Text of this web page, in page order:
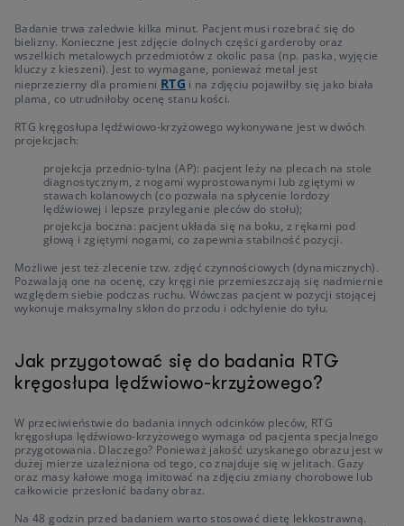
Badanie trwa zaledwie kilka minut. Pacjent musi rozebrać się do
bielizny. Konieczne jest zdjęcie dolnych części garderoby oraz
wszelkich metalowych przedmiotów z okolic pasa (np. paska, wyjęcie
kluczy z kieszeni). Jest to wymagane, ponieważ metal jest
nieprzezierny dla promieni RTG i na zdjęciu pojawiłby się jako biała
plama, co utrudniłoby ocenę stanu kości.
RTG kręgosłupa lędźwiowo-krzyżowego wykonywane jest w dwóch
projekcjach:
projekcja przednio-tylna (AP): pacjent leży na plecach na stole
diagnostycznym, z nogami wyprostowanymi lub zgiętymi w
stawach kolanowych (co pozwala na spłycenie lordozy
lędźwiowej i lepsze przyleganie pleców do stołu);
projekcja boczna: pacjent układa się na boku, z rękami pod
głową i zgiętymi nogami, co zapewnia stabilność pozycji.
Możliwe jest też zlecenie tzw. zdjęć czynnościowych (dynamicznych).
Pozwalają one na ocenę, czy kręgi nie przemieszczają się nadmiernie
względem siebie podczas ruchu. Wówczas pacjent w pozycji stojącej
wykonuje maksymalny skłon do przodu i odchylenie do tyłu.
Jak przygotować się do badania RTG
kręgosłupa lędźwiowo-krzyżowego?
W przeciwieństwie do badania innych odcinków pleców, RTG
kręgosłupa lędźwiowo-krzyżowego wymaga od pacjenta specjalnego
przygotowania. Dlaczego? Ponieważ jakość uzyskanego obrazu jest w
dużej mierze uzależniona od tego, co znajduje się w jelitach. Gazy
oraz masy kałowe mogą imitować na zdjęciu zmiany chorobowe lub
całkowicie przesłonić badany obraz.
Na 48 godzin przed badaniem warto stosować dietę lekkostrawną.